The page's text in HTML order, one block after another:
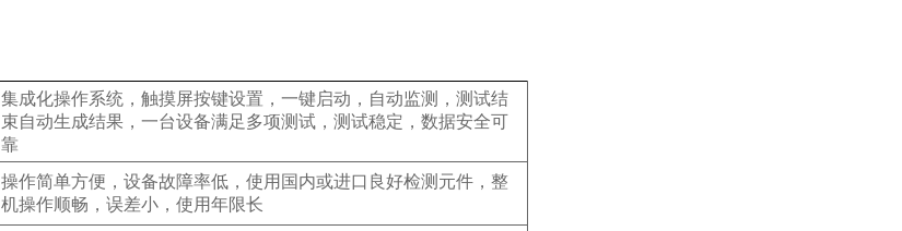
集成化操作系统，触摸屏按键设置，一键启动，自动监测，测试结
束自动生成结果，一台设备满足多项测试，测试稳定，数据安全可
靠
操作简单方便，设备故障率低，使用国内或进口良好检测元件，整
机操作顺畅，误差小，使用年限长